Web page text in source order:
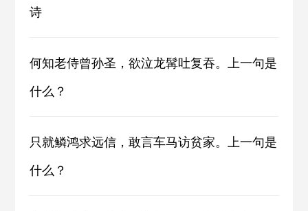
诗
何知老侍曾孙圣，欲泣龙髯吐复吞。上一句是
什么？
只就鳞鸿求远信，敢言车马访贫家。上一句是
什么？